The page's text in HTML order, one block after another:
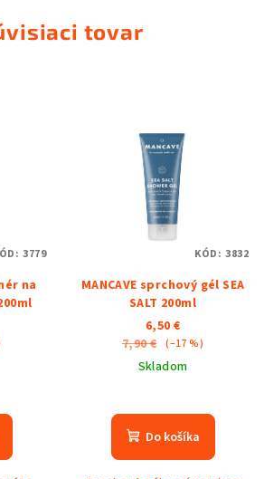
tovar
na
3779
MANCAVE sprchový gél SEA
SALT 200ml
6,50 €
7,90 € (–17 %)
Skladom
Do košíka
KÓD: 3832